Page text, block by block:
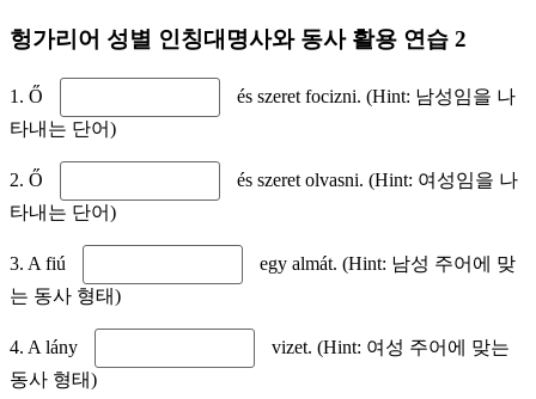
헝가리어 성별 인칭대명사와 동사 활용 연습 2
1. Ő
és szeret focizni. (Hint: 남성임을 나
타내는 단어)
2. Ő
és szeret olvasni. (Hint: 여성임을 나
타내는 단어)
3. A fiú
egy almát. (Hint: 남성 주어에 맞
는 동사 형태)
4. A lány
vizet. (Hint: 여성 주어에 맞는
동사 형태)